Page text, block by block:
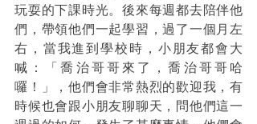
玩耍的下課時光。後來每週都去陪伴他
們，帶領他們一起學習，過了一個月左
右，當我進到學校時，小朋友都會大
喊：「喬治哥哥來了，喬治哥哥哈
囉！」，他們會非常熱烈的歡迎我，有
時候也會跟小朋友聊聊天，問他們這一